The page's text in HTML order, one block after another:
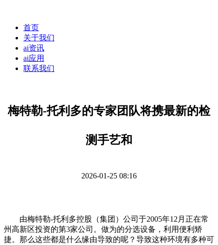
首页
关于我们
ai资讯
ai应用
联系我们
梅特勒-托利多的专家团队将携最新的检
测手艺和
2026-01-25 08:16
由梅特勒-托利多控股（集团）公司于2005年12月正在常
州高新区投资的第3家公司。做为的分选设备，利用便利矫
捷。那么这些都是什么缘由导致的呢？导致这种环境有多种可